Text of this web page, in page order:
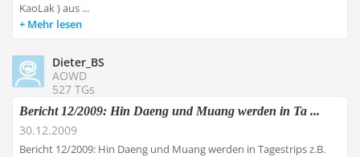
KaoLak ) aus ...
Mehr lesen
Dieter_BS
AOWD
527 TGs
Bericht 12/2009: Hin Daeng und Muang werden in Ta ...
30.12.2009
Bericht 12/2009: Hin Daeng und Muang werden in Tagestrips z.B.